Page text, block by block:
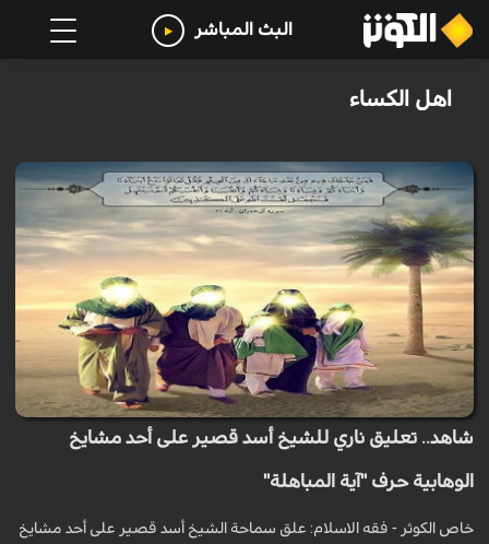
البث المباشر
اهل الكساء
شاهد.. تعليق ناري للشيخ أسد قصير على أحد مشايخ
الوهابية حرف "آية المباهلة"
خاص الكوثر - فقه الاسلام: علق سماحة الشيخ أسد قصير على أحد مشايخ